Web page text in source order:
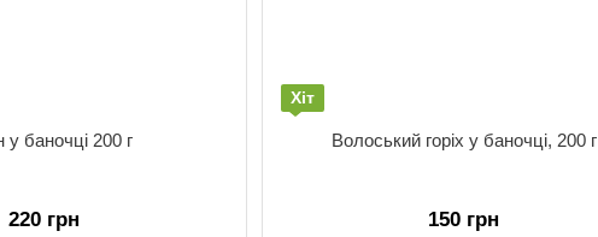
у баночці 200 г
220 грн
Хіт
Волоський горіх у баночці, 200 г
150 грн